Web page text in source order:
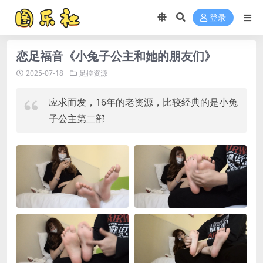
登录
恋足福音《小兔子公主和她的朋友们》
2025-07-18 足控资源
应求而发，16年的老资源，比较经典的是小兔
子公主第二部